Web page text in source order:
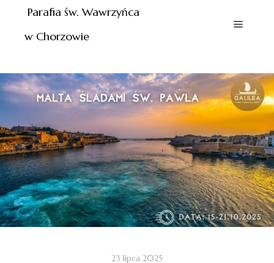
Parafia św. Wawrzyńca
w Chorzowie
23 lipca 2025